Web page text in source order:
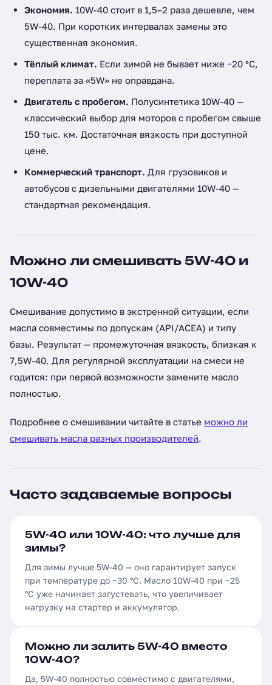
Экономия. 10W-40 стоит в 1,5–2 раза дешевле, чем
5W-40. При коротких интервалах замены это
существенная экономия.
Тёплый климат. Если зимой не бывает ниже −20 °C,
переплата за «5W» не оправдана.
Двигатель с пробегом. Полусинтетика 10W-40 —
классический выбор для моторов с пробегом свыше
150 тыс. км. Достаточная вязкость при доступной
цене.
Коммерческий транспорт. Для грузовиков и
автобусов с дизельными двигателями 10W-40 —
стандартная рекомендация.
Можно ли смешивать 5W-40 и
10W-40
Смешивание допустимо в экстренной ситуации, если
масла совместимы по допускам (API/ACEA) и типу
базы. Результат — промежуточная вязкость, близкая к
7,5W-40. Для регулярной эксплуатации на смеси не
годится: при первой возможности замените масло
полностью.
Подробнее о смешивании читайте в статье можно ли
смешивать масла разных производителей.
Часто задаваемые вопросы
5W-40 или 10W-40: что лучше для
зимы?
Для зимы лучше 5W-40 — оно гарантирует запуск
при температуре до −30 °C. Масло 10W-40 при −25
°C уже начинает загустевать, что увеличивает
нагрузку на стартер и аккумулятор.
Можно ли залить 5W-40 вместо
10W-40?
Да, 5W-40 полностью совместимо с двигателями,